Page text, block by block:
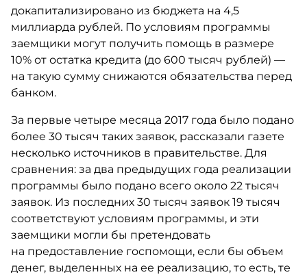
докапитализировано из бюджета на 4,5
миллиарда рублей. По условиям программы
заемщики могут получить помощь в размере
10% от остатка кредита (до 600 тысяч рублей) —
на такую сумму снижаются обязательства перед
банком.
За первые четыре месяца 2017 года было подано
более 30 тысяч таких заявок, рассказали газете
несколько источников в правительстве. Для
сравнения: за два предыдущих года реализации
программы было подано всего около 22 тысяч
заявок. Из последних 30 тысяч заявок 19 тысяч
соответствуют условиям программы, и эти
заемщики могли бы претендовать
на предоставление госпомощи, если бы объем
денег, выделенных на ее реализацию, то есть, те